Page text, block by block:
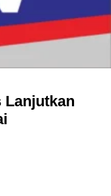
Lanjutkan